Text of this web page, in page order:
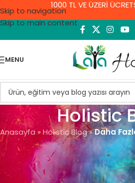
Skip to navigation
Skip to main content
1000 TL VE ÜZERİ
MENU
Holistic
Anasayfa» Holistic Blog»Daha
GENEL
Daha Fazla